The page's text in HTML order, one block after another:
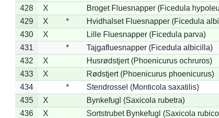
428
X
Broget Fluesnapper (Ficedula
429
X *
Hvidhalset Fluesnapper (Ficedula
430
X
Lille Fluesnapper (Ficedula parva)
431
*
Tajgafluesnapper (Ficedula albicilla)
432
X
Husrødstjert (Phoenicurus ochruros)
433
X
Rødstjert (Phoenicurus phoenicurus)
434
*
Stendrossel (Monticola saxatilis)
435
X
Bynkefugl (Saxicola rubetra)
436
X
Sortstrubet Bynkefugl (Saxicola